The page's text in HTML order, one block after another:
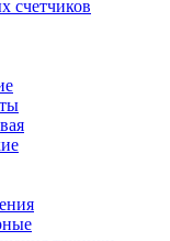
счетчиков